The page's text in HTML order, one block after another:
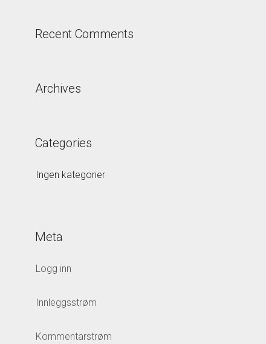
Recent Comments
Archives
Categories
Ingen kategorier
Meta
Logg inn
Innleggsstrøm
Kommentarstrøm